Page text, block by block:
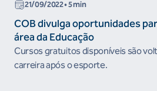
21/09/2022• 5 min
COB divulga oportunidades
área da Educação
Cursos gratuitos disponíveis são
carreira após o esporte.